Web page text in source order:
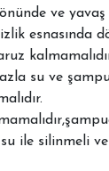
ve
esnasında
su ve
ile silinmeli